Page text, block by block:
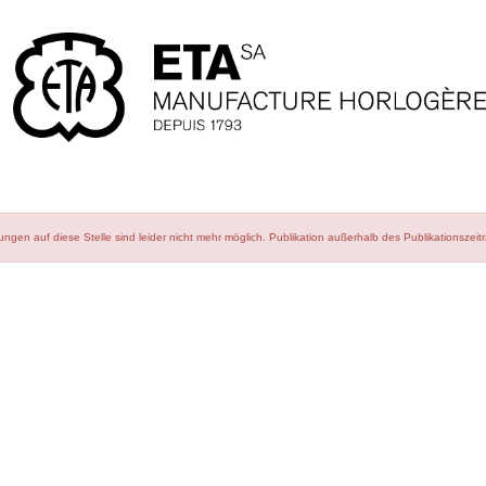
auf diese Stelle sind leider nicht mehr möglich. Publikation außerhalb des